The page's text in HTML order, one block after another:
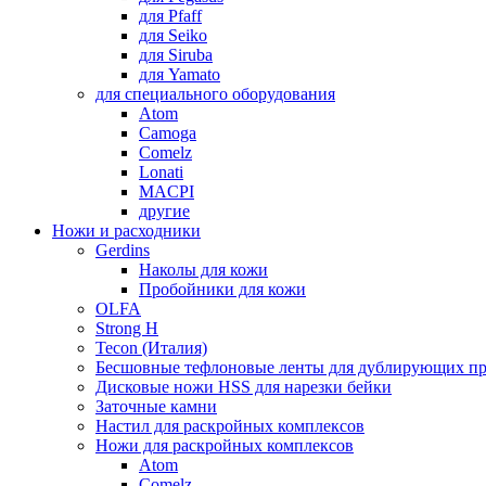
для Pfaff
для Seiko
для Siruba
для Yamato
для специального оборудования
Atom
Camoga
Comelz
Lonati
MACPI
другие
Ножи и расходники
Gerdins
Наколы для кожи
Пробойники для кожи
OLFA
Strong H
Tecon (Италия)
Бесшовные тефлоновые ленты для дублирующих
Дисковые ножи HSS для нарезки бейки
Заточные камни
Настил для раскройных комплексов
Ножи для раскройных комплексов
Atom